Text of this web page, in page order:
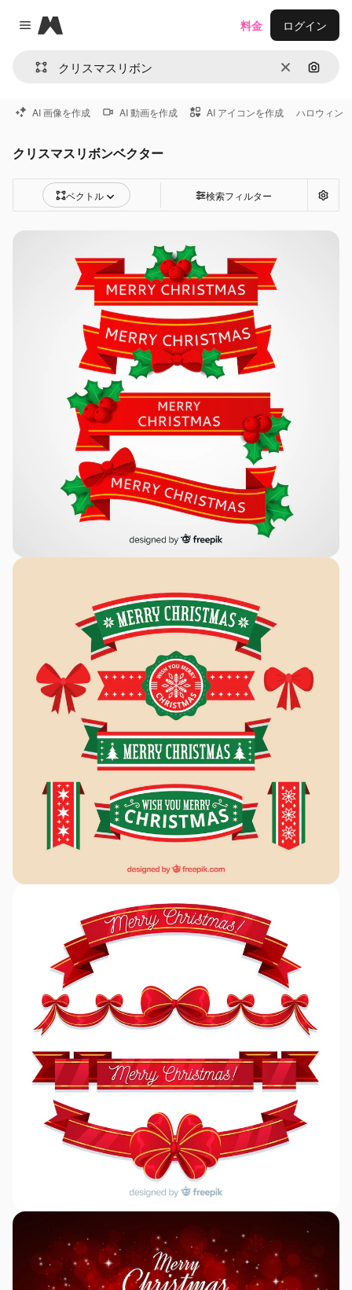
Close menu
Magnific
消去 画像で
料金 ログイン
AI 画像を作成 AI 動画を作成 AI アイコンを作成 ハロウィン
クリスマスリボンベクター
ベクトル 検索フィルター